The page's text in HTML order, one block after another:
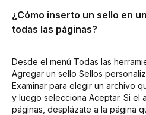
¿Cómo inserto un sello en
todas las páginas?
Desde el menú Todas las
Agregar un sello Sellos
Examinar para elegir un archivo
y luego selecciona Aceptar. Si el
páginas, desplázate a la página